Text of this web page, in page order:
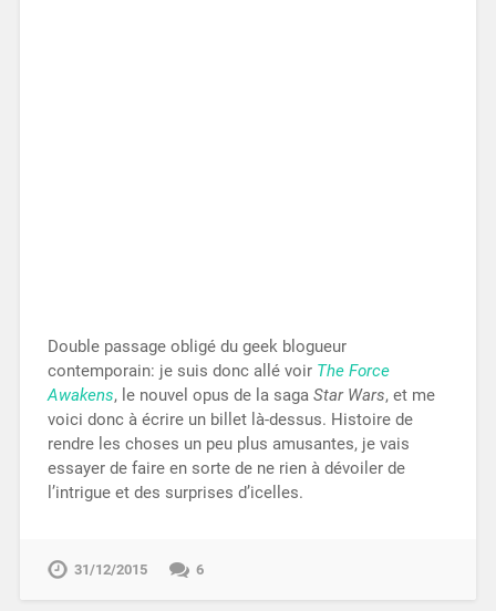
Double passage obligé du geek blogueur
contemporain: je suis donc allé voir The Force
Awakens, le nouvel opus de la saga Star Wars, et me
voici donc à écrire un billet là-dessus. Histoire de
rendre les choses un peu plus amusantes, je vais
essayer de faire en sorte de ne rien à dévoiler de
l’intrigue et des surprises d’icelles.
31/12/2015 6